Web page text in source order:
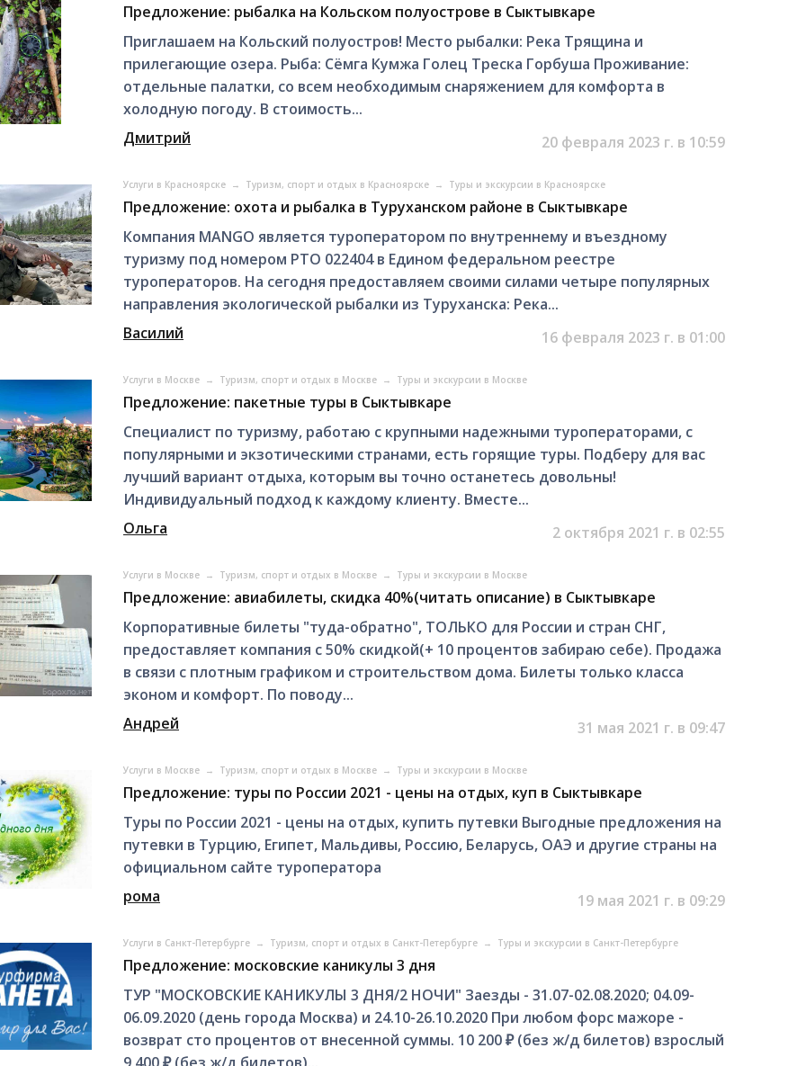
Предложение: рыбалка на Кольском полуострове в Сыктывкаре
Приглашаем на Кольский полуостров! Место рыбалки: Река Трящина и
прилегающие озера. Рыба: Сёмга Кумжа Голец Треска Горбуша Проживание:
отдельные палатки, со всем необходимым снаряжением для комфорта в
холодную погоду. В стоимость...
Дмитрий
20 февраля 2023 г. в 10:59
Услуги в Красноярске → Туризм, спорт и отдых в Красноярске → Туры и экскурсии в Красноярске
Предложение: охота и рыбалка в Туруханском районе в Сыктывкаре
Компания MANGO является туроператором по внутреннему и въездному
туризму под номером РТО 022404 в Едином федеральном реестре
туроператоров. На сегодня предоставляем своими силами четыре популярных
направления экологической рыбалки из Туруханска: Река...
Василий
16 февраля 2023 г. в 01:00
Услуги в Москве → Туризм, спорт и отдых в Москве → Туры и экскурсии в Москве
Предложение: пакетные туры в Сыктывкаре
Специалист по туризму, работаю с крупными надежными туроператорами, с
популярными и экзотическими странами, есть горящие туры. Подберу для вас
лучший вариант отдыха, которым вы точно останетесь довольны!
Индивидуальный подход к каждому клиенту. Вместе...
Ольга
2 октября 2021 г. в 02:55
Услуги в Москве → Туризм, спорт и отдых в Москве → Туры и экскурсии в Москве
Предложение: авиабилеты, скидка 40%(читать описание) в Сыктывкаре
Корпоративные билеты "туда-обратно", ТОЛЬКО для России и стран СНГ,
предоставляет компания с 50% скидкой(+ 10 процентов забираю себе). Продажа
в связи с плотным графиком и строительством дома. Билеты только класса
эконом и комфорт. По поводу...
Андрей
31 мая 2021 г. в 09:47
Услуги в Москве → Туризм, спорт и отдых в Москве → Туры и экскурсии в Москве
Предложение: туры по России 2021 - цены на отдых, куп в Сыктывкаре
Туры по России 2021 - цены на отдых, купить путевки Выгодные предложения на
путевки в Турцию, Египет, Мальдивы, Россию, Беларусь, ОАЭ и другие страны на
официальном сайте туроператора
рома
19 мая 2021 г. в 09:29
Услуги в Санкт-Петербурге → Туризм, спорт и отдых в Санкт-Петербурге → Туры и экскурсии в Санкт-Петербурге
Предложение: московские каникулы 3 дня
ТУР "МОСКОВСКИЕ КАНИКУЛЫ 3 ДНЯ/2 НОЧИ" Заезды - 31.07-02.08.2020; 04.09-
06.09.2020 (день города Москва) и 24.10-26.10.2020 При любом форс мажоре -
возврат сто процентов от внесенной суммы. 10 200 ₽ (без ж/д билетов) взрослый